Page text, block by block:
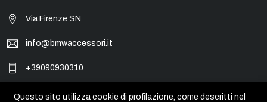
Via Firenze SN
info@bmwaccessori.it
+39090930310
Questo sito utilizza cookie di profilazione, come descritti nel